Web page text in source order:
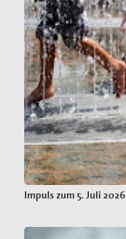
Impuls zum 5. Juli 2026